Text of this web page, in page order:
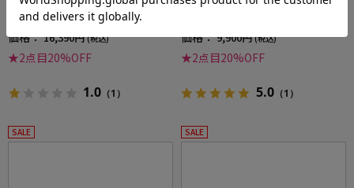
【軽量】シューズストレートチップ【Busines
sFitEX-ビジネスフィットEX-】アシックス通年
価格：16,390円 (税込)
★2点目20%OFF
1.0 （1）
ビジネスシューズストレートチップ内羽根テ
価格：9,900円 (税込)
★2点目20%OFF
5.0 （1）
SALE SALE